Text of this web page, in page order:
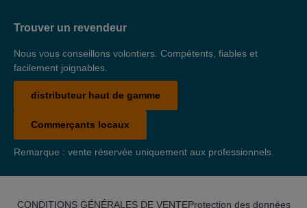
Trouver un revendeur
Nous vous conseillons volontiers. Compétents, fiables et
facilement joignables.
distributeur haut de gamme
Commerçants locaux
Remarque : vente réservée uniquement aux professionnels.
CONDITIONS GÉNÉRALES DE VENTEProtection des données